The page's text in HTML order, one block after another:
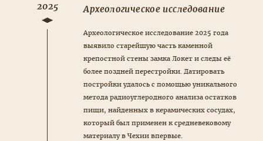
2025 Археологическое исследование
Археологическое исследование 2025 года
выявило старейшую часть каменной
крепостной стены замка Локет и следы её
более поздней перестройки. Датировать
постройки удалось с помощью уникального
метода радиоуглеродного анализа остатков
пищи, найденных в керамических сосудах,
который был применен к средневековому
материалу в Чехии впервые.